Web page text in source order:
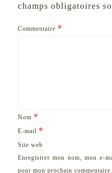
champs obligatoires
Commentaire *
Nom *
E-mail *
Site web
Enregistrer mon nom, mon e-
pour mon prochain commentaire.